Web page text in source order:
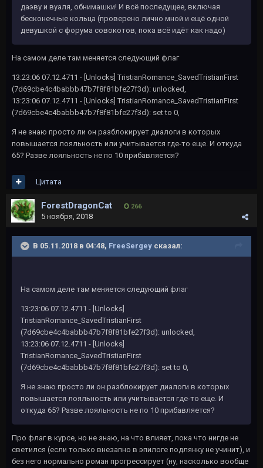
даэву и вуаля, обнимашки! И всё последущее, включая
бесконечные кольца (проверено лично мной и ещё одной
девушкой с форума совокотов, пока всё идёт как надо)
На самом деле там меняется следующий флаг
13:23:06 07.12.4711 - [Unlocks] TristianRomance_SavedTristianFirst
(7d69cbe4c4babbb47b7f8f81bfe27f3d): unlocked,
13:23:06 07.12.4711 - [Unlocks] TristianRomance_SavedTristianFirst
(7d69cbe4c4babbb47b7f8f81bfe27f3d): set to 0,
Я не знаю просто ли он разблокирует диалоги в которых
повышается лояльность или учитывается где-то еще. И откуда
65? Разве лояльность не по 10 прибавляется?
Цитата
ForestDragonCat 266
5 ноября, 2018
В 05.11.2018 в 04:48, FreeSergey сказал:
На самом деле там меняется следующий флаг
13:23:06 07.12.4711 - [Unlocks]
TristianRomance_SavedTristianFirst
(7d69cbe4c4babbb47b7f8f81bfe27f3d): unlocked,
13:23:06 07.12.4711 - [Unlocks]
TristianRomance_SavedTristianFirst
(7d69cbe4c4babbb47b7f8f81bfe27f3d): set to 0,
Я не знаю просто ли он разблокирует диалоги в которых
повышается лояльность или учитывается где-то еще. И
откуда 65? Разве лояльность не по 10 прибавляется?
Про флаг в курсе, но не знаю, на что влияет, пока что нигде не
светился (если только внезапно в эпилоге подлянку не учинит), и
без него нормально роман прогрессирует (ну, насколько вообще